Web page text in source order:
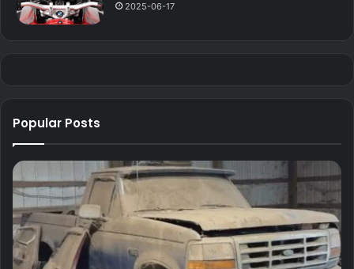
2025-06-17
Popular Posts